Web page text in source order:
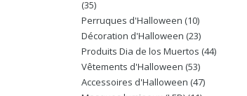
(35)
Perruques d'Halloween (10)
Décoration d'Halloween (23)
Produits Dia de los Muertos (44)
Vêtements d'Halloween (53)
Accessoires d'Halloween (47)